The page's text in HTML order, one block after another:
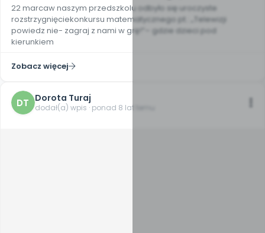
22 marcaw naszym przedszkolu odbyło się uroczyste
rozstrzygnięciekonkursu matematycznego pt.: „Telewizji
powiedz nie- zagraj z nami w grę!”– gdzie dzieci pod
kierunkiem
Zobacz więcej
DT Dorota Turaj
dodał(a) wpis · ponad 8 lat temu